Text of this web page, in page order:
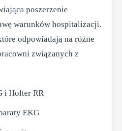
poszerzenie
warunków hospitalizacji.
odpowiadają na różne
związanych z
i Holter RR
EKG